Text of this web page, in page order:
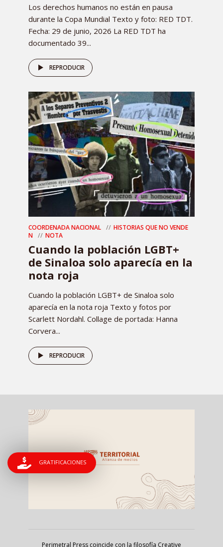
Los derechos humanos no están en pausa
durante la Copa Mundial Texto y foto: RED TDT.
Fecha: 29 de junio, 2026 La RED TDT ha
documentado 39...
REPRODUCIR
COORDENADA NACIONAL
HISTORIAS QUE NO VENDE
N
NOTA
Cuando la población LGBT+
de Sinaloa solo aparecía en la
nota roja
Cuando la población LGBT+ de Sinaloa solo
aparecía en la nota roja Texto y fotos por
Scarlett Nordahl. Collage de portada: Hanna
Corvera...
REPRODUCIR
Perimetral Press coincide con la filosofía Creative
GRATIFICACIONES